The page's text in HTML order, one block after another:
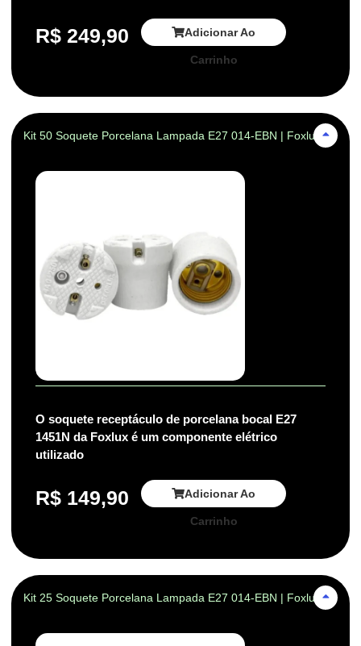
R$ 249,90 Adicionar Ao
Carrinho
Kit 50 Soquete Porcelana Lampada E27 014-EBN | Foxlux
O soquete receptáculo de porcelana bocal E27
1451N da Foxlux é um componente elétrico
utilizado
R$ 149,90 Adicionar Ao
Carrinho
Kit 25 Soquete Porcelana Lampada E27 014-EBN | Foxlux